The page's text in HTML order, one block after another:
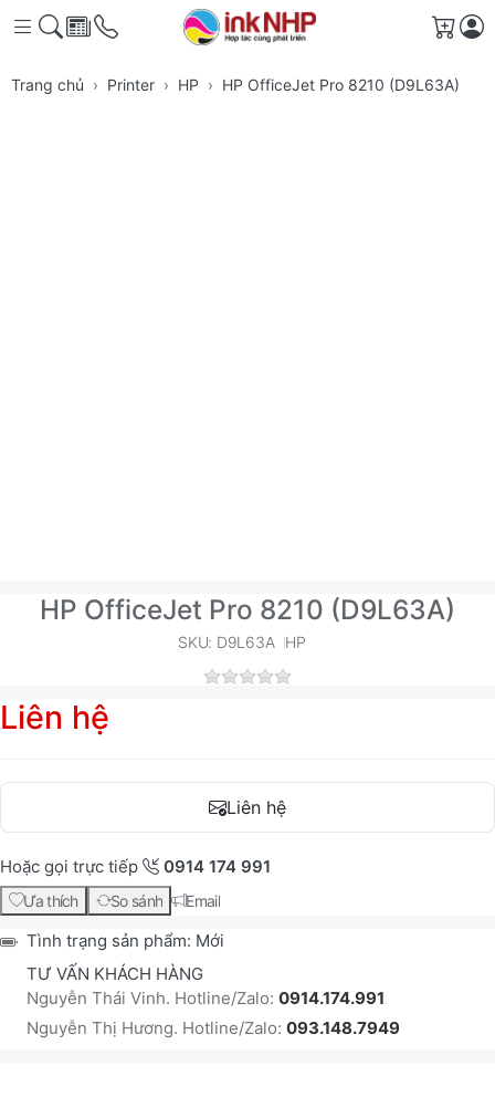
Giỏ
Trang chủ Printer HP HP OfficeJet Pro 8210 (D9L63A)
HP OfficeJet Pro 8210 (D9L63A)
SKU: D9L63A HP
Liên hệ
Liên hệ
Hoặc gọi trực tiếp 0914 174 991
Ưa thích So sánh Email
Tình trạng sản phẩm: Mới
TƯ VẤN KHÁCH HÀNG
Nguyễn Thái Vinh. Hotline/Zalo: 0914.174.991
Nguyễn Thị Hương. Hotline/Zalo: 093.148.7949